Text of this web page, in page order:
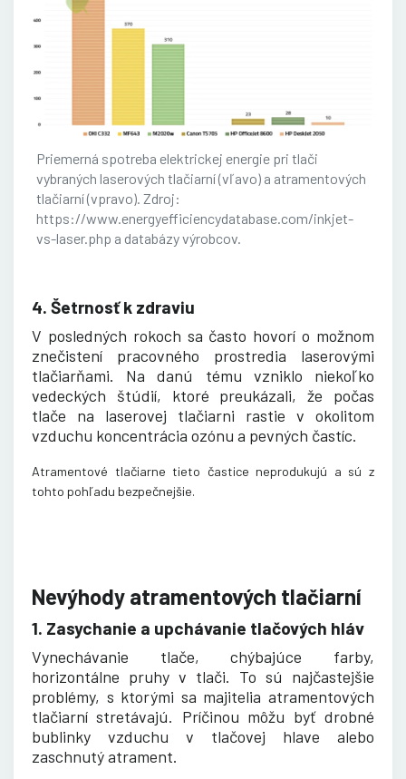
Priemerná spotreba elektrickej energie pri tlači
vybraných laserových tlačiarní (vľavo) a atramentových
tlačiarní (vpravo). Zdroj:
https://www.energyefficiencydatabase.com/inkjet-
vs-laser.php a databázy výrobcov.
4. Šetrnosť k zdraviu
V posledných rokoch sa často hovorí o možnom
znečistení pracovného prostredia laserovými
tlačiarňami. Na danú tému vzniklo niekoľko
vedeckých štúdií, ktoré preukázali, že počas
tlače na laserovej tlačiarni rastie v okolitom
vzduchu koncentrácia ozónu a pevných častíc.
Atramentové tlačiarne tieto častice neprodukujú a sú z
tohto pohľadu bezpečnejšie.
Nevýhody atramentových tlačiarní
1. Zasychanie a upchávanie tlačových hláv
Vynechávanie tlače, chýbajúce farby,
horizontálne pruhy v tlači. To sú najčastejšie
problémy, s ktorými sa majitelia atramentových
tlačiarní stretávajú. Príčinou môžu byť drobné
bublinky vzduchu v tlačovej hlave alebo
zaschnutý atrament.